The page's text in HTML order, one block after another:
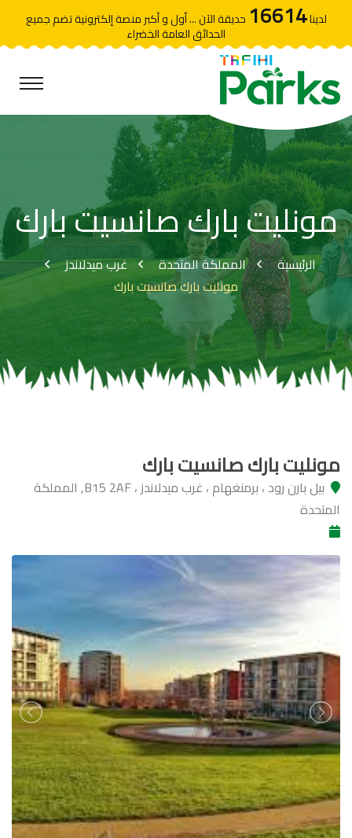
لدينا16614 حديقة الآن ... أول و أكبر منصة إلكترونية تضم جميع
الحدائق العامة الخضراء
مونليت بارك صانسيت بارك
الرئيسية المملكة المتحدة
غرب ميدلاندز
مونليت بارك صانسيت بارك
مونليت بارك صانسيت بارك
بيل بارن رود ، برمنغهام ، غرب ميدلاندز ، B15 2AF, المملكة
المتحدة